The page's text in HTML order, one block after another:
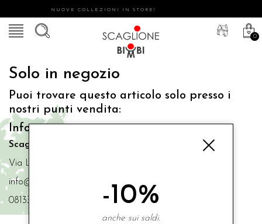
NUOVE COLLEZIONI IN STORE!
0
Solo in negozio
Puoi trovare questo articolo solo presso i
nostri punti vendita:
Info contatti
Scaglione Bimbi di Iacono Maria Angela
Via Luigi Mazzella,73 80077 Ischia
info@scaglionebimbi.com
0813331162
-10%
anche sui saldi.